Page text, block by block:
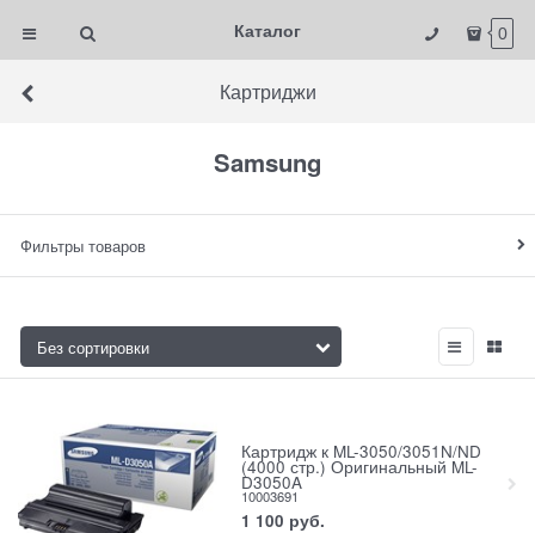
Каталог 0
Картриджи
Samsung
Фильтры товаров
Картридж к ML-3050/3051N/ND
(4000 стр.) Оригинальный ML-
D3050A
10003691
1 100 руб.